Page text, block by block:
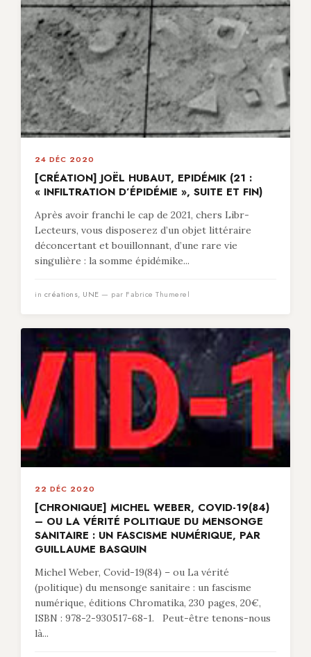
24 DÉC 2020
[CRÉATION] JOËL HUBAUT, EPIDÉMIK (21 :
« INFILTRATION D’ÉPIDÉMIE », SUITE ET FIN)
Après avoir franchi le cap de 2021, chers Libr-
Lecteurs, vous disposerez d’un objet littéraire
déconcertant et bouillonnant, d’une rare vie
singulière : la somme épidémike...
in créations, UNE — par Fabrice Thumerel
22 DÉC 2020
[CHRONIQUE] MICHEL WEBER, COVID-19(84)
– OU LA VÉRITÉ POLITIQUE DU MENSONGE
SANITAIRE : UN FASCISME NUMÉRIQUE, PAR
GUILLAUME BASQUIN
Michel Weber, Covid-19(84) – ou La vérité
(politique) du mensonge sanitaire : un fascisme
numérique, éditions Chromatika, 230 pages, 20€,
ISBN : 978-2-930517-68-1. Peut-être tenons-nous
là...